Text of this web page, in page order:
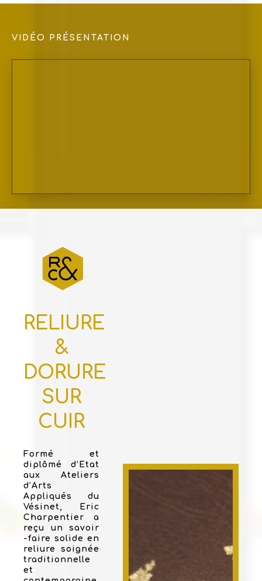
VIDÉO PRÉSENTATION
RELIURE
&
DORURE
SUR
CUIR
Formé et
diplômé d’Etat
aux Ateliers
d’Arts
Appliqués du
Vésinet, Eric
Charpentier a
reçu un savoir
-faire solide en
reliure soignée
traditionnelle
et